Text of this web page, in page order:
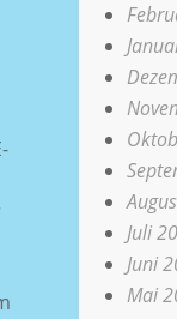
Juli
Juni
Mai